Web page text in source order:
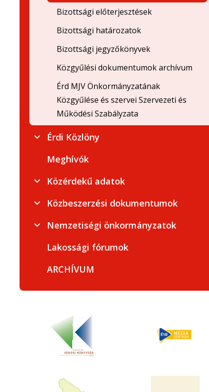
Bizottsági előterjesztések
Bizottsági határozatok
Bizottsági jegyzőkönyvek
Közgyűlési dokumentumok archívum
Érd MJV Önkormányzatának
Közgyűlése és szervei Szervezeti és
Működési Szabályzata
Érdi Közlöny
Meghívók
Közérdekű adatok
Közbeszerzési dokumentumok
Nemzetiségi önkormányzatok
Lakossági fórumok
ARCHÍVUM